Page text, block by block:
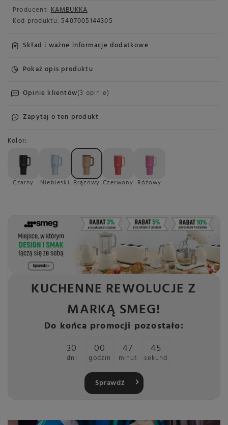
Producent: KAMBUKKA
Kod produktu: 5407005144305
Skład i ważne informacje dodatkowe
Pokaż opis produktu
Opinie klientów(3 opinie)
Zapytaj o ten produkt
Kolor
Czarny Niebieski Brązowy Czerwony Różowy
KUCHENNE REWOLUCJE Z
MARKĄ SMEG!
Do końca promocji pozostało:
30
dni
00
godzin
47
minut
44
sekund
Sprawdź